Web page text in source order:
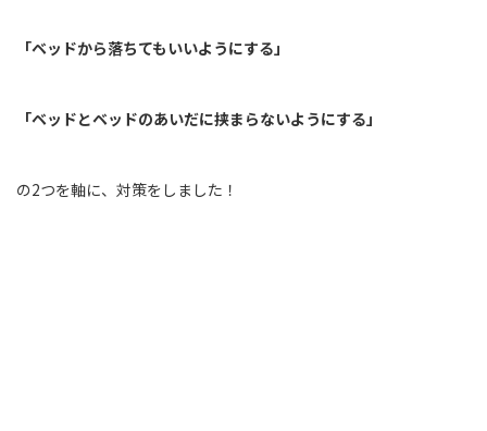
「ベッドから落ちてもいいようにする」
「ベッドとベッドのあいだに挟まらないようにする」
の2つを軸に、対策をしました！